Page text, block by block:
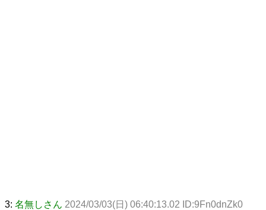
3: 名無しさん 2024/03/03(日) 06:40:13.02 ID:9Fn0dnZk0